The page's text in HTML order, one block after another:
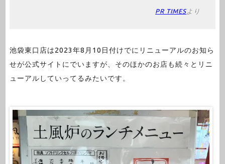
PR TIMES より
池袋東口店は2023年8月10日付けでにリニューアルのお知ら
せが公式サイトにでいますが、そのほかのお店も続々とリニ
ューアルしていってるみたいです。